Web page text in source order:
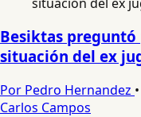
Besiktas preguntó
situación del ex
Por Pedro Hernandez •
Carlos Campos